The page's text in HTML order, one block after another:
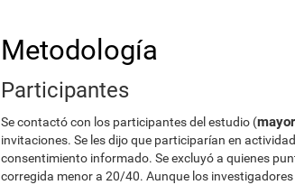
Metodología
Participantes
Se contactó con los participantes del estudio (
invitaciones. Se les dijo que participarían en
consentimiento informado. Se excluyó a quienes
corregida menor a 20/40. Aunque los